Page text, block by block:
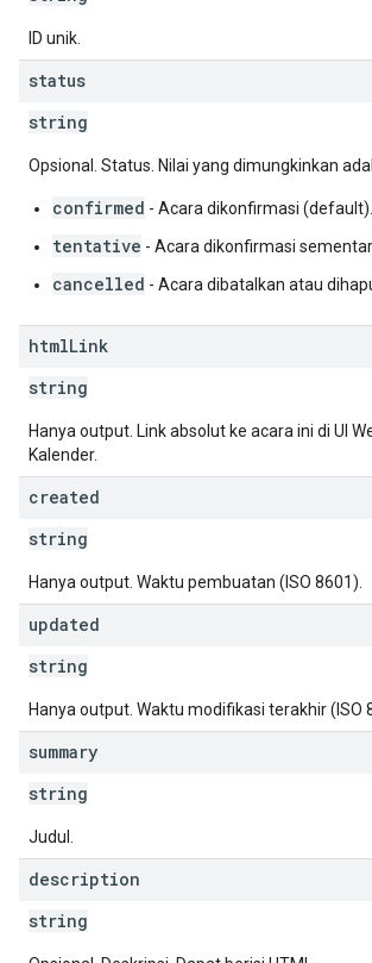
ID unik.
status
string
Opsional. Status. Nilai yang dimungkinkan
confirmed - Acara dikonfirmasi (default).
tentative - Acara dikonfirmasi
cancelled - Acara dibatalkan atau
htmlLink
string
Hanya output. Link absolut ke acara ini di UI
Kalender.
created
string
Hanya output. Waktu pembuatan (ISO 8601).
updated
string
Hanya output. Waktu modifikasi terakhir (ISO
summary
string
Judul.
description
string